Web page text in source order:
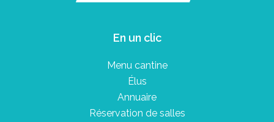
En un clic
Menu cantine
Élus
Annuaire
Réservation de salles